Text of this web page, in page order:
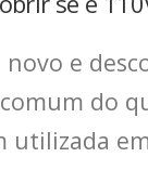
e
do
utilizada